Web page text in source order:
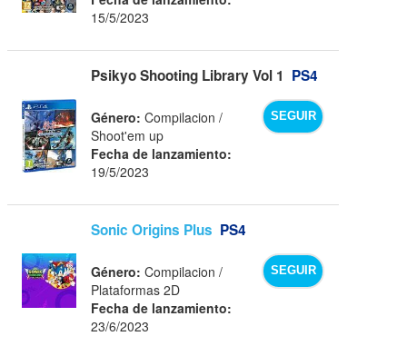
15/5/2023
Psikyo Shooting Library Vol 1 PS4
SEGUIR
Género: Compilacion /
Shoot'em up
Fecha de lanzamiento:
19/5/2023
Sonic Origins Plus PS4
SEGUIR
Género: Compilacion /
Plataformas 2D
Fecha de lanzamiento:
23/6/2023